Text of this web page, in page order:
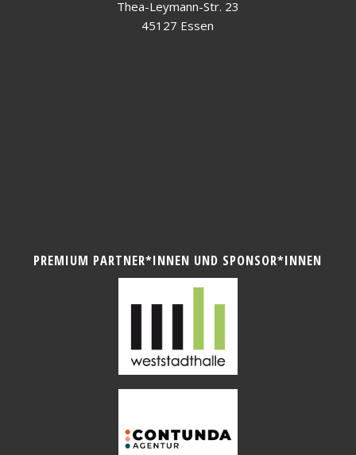
Thea-Leymann-Str. 23
45127 Essen
PREMIUM PARTNER*INNEN UND SPONSOR*INNEN